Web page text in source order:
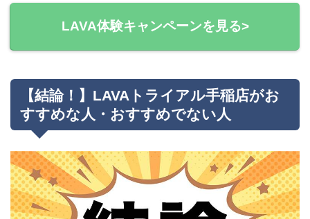
LAVA体験キャンペーンを見る>
【結論！】LAVAトライアル手稲店がお
すすめな人・おすすめでない人